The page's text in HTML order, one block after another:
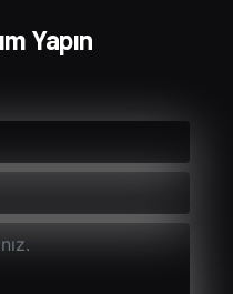
Yapın